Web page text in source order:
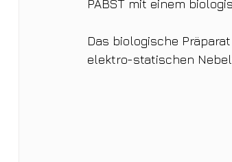
PABST mit einem
Das biologische
elektro-statischen